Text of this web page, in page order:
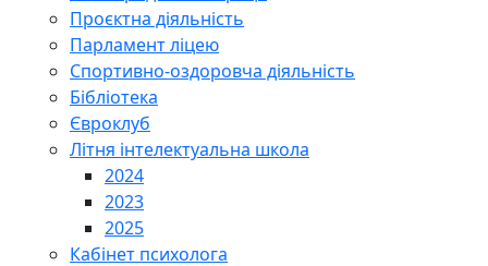
Проєктна діяльність
Парламент ліцею
Спортивно-оздоровча діяльність
Бібліотека
Євроклуб
Літня інтелектуальна школа
2024
2023
2025
Кабінет психолога